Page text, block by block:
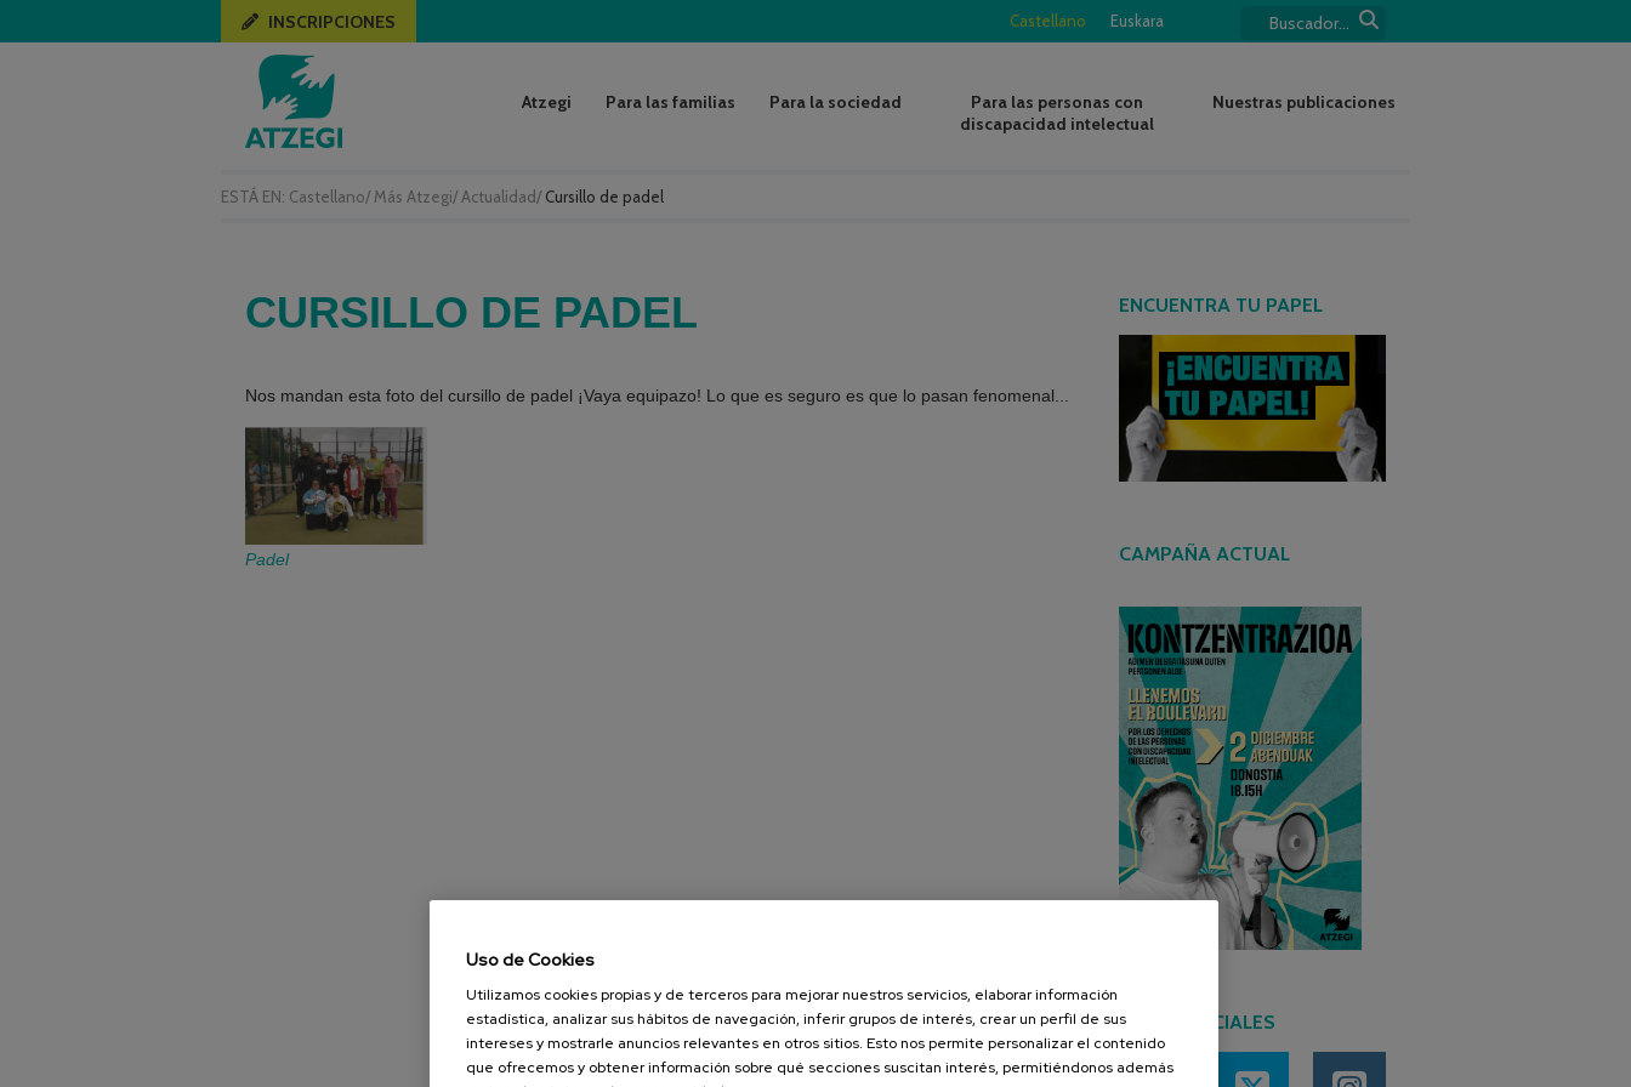
ESTÁ EN: Castellano/ Más Atzegi/ Actualidad/ Cursillo de padel
Castellano Euskara
INSCRIPCIONES
Atzegi Para las familias Para la sociedad
Para las personas con
discapacidad intelectual
Nuestras publicaciones
CURSILLO DE PADEL
Nos mandan esta foto del cursillo de padel ¡Vaya equipazo! Lo que es seguro es que lo pasan fenomenal...
Padel
ENCUENTRA TU PAPEL
CAMPAÑA ACTUAL
REDES SOCIALES
Uso de Cookies
Utilizamos cookies propias y de terceros para mejorar nuestros servicios, elaborar información
estadística, analizar sus hábitos de navegación, inferir grupos de interés, crear un perfil de sus
intereses y mostrarle anuncios relevantes en otros sitios. Esto nos permite personalizar el contenido
que ofrecemos y obtener información sobre qué secciones suscitan interés, permitiéndonos además